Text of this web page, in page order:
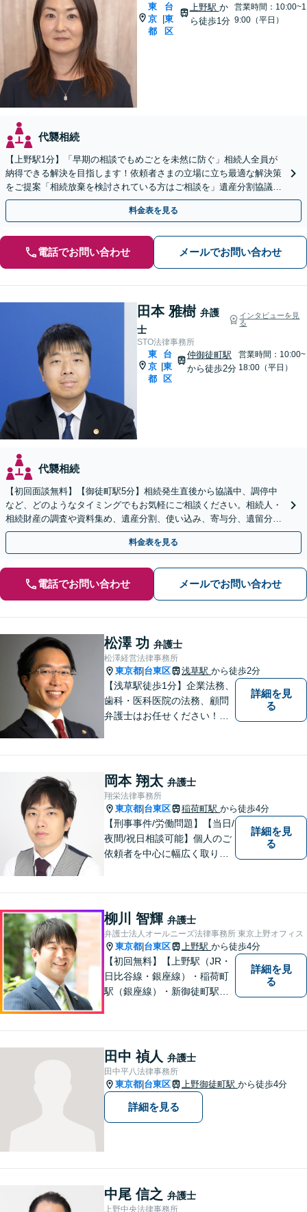
東
京
都
台
東
区
上野駅 か
ら徒歩1分
営業時間：10:00~1
9:00（平日）
代襲相続
【上野駅1分】「早期の相談でもめごとを未然に防ぐ」相続人全員が
納得できる解決を目指します！依頼者さまの立場に立ち最適な解決策
をご提案「相続放棄を検討されている方はご相談を」遺産分割協議・
調停／遺留分侵害額請求／遺言書ほか【休日・夜間相談可】
料金表を見る
電話でお問い合わせ メールでお問い合わせ
田本 雅樹 弁護
士
インタビューを見
る
STO法律事務所
東
京
都
|
台
東
区
仲御徒町駅
から徒歩2分
営業時間：10:00~
18:00（平日）
代襲相続
【初回面談無料】【御徒町駅5分】相続発生直後から協議中、調停中
など、どのようなタイミングでもお気軽にご相談ください。相続人・
相続財産の調査や資料集め、遺産分割、使い込み、寄与分、遺留分、
遺言書作成など、幅広く対応します【休日・夜間面談可】
料金表を見る
電話でお問い合わせ メールでお問い合わせ
松澤 功 弁護士
松澤経営法律事務所
東京都 台東区 浅草駅 から徒歩2分
【浅草駅徒歩1分】企業法務、
歯科・医科医院の法務、顧問
弁護士はお任せください！労
詳細を見
る
岡本 翔太 弁護士
翔栄法律事務所
東京都 台東区 稲荷町駅 から徒歩4分
【刑事事件/労働問題】【当日/
夜間/祝日相談可能】個人のご
依頼者を中心に幅広く取り扱
詳細を見
る
柳川 智輝 弁護士
弁護士法人オールニーズ法律事務所 東京上野オフィス
東京都 台東区 上野駅 から徒歩4分
【初回無料】【上野駅（JR・
日比谷線・銀座線）・稲荷町
駅（銀座線）・新御徒町駅
様に寄り添い、意志を尊重し
つつ、冷静的確なアドバイス
で納得できる解決を目指しま
す【夜間対応可】
詳細を見
る
田中 禎人 弁護士
田中平八法律事務所
東京都 台東区 上野御徒町駅 から徒歩4分
詳細を見る
中尾 信之 弁護士
上野中央法律事務所